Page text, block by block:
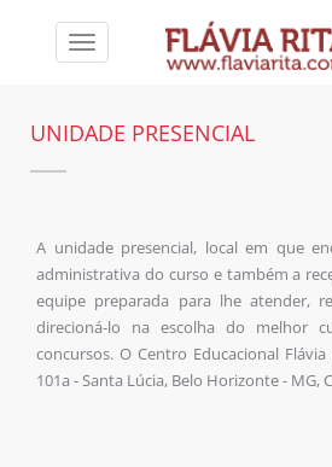
Toggle
UNIDADE PRESENCIAL
A unidade presencial, local em que
administrativa do curso e também a
equipe preparada para lhe atender,
direcioná-lo na escolha do melhor
concursos. O Centro Educacional
101a - Santa Lúcia, Belo Horizonte - MG,